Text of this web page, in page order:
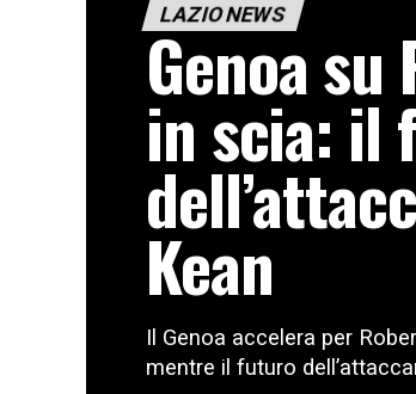
LAZIO NEWS
Genoa su
in scia: il
Kean
Il Genoa accelera per
mentre il futuro